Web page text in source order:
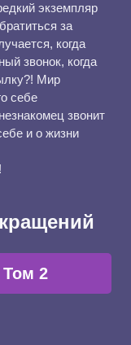
экземпляр
за
когда
звонок, когда
Мир
себе
звонит
и о жизни
2